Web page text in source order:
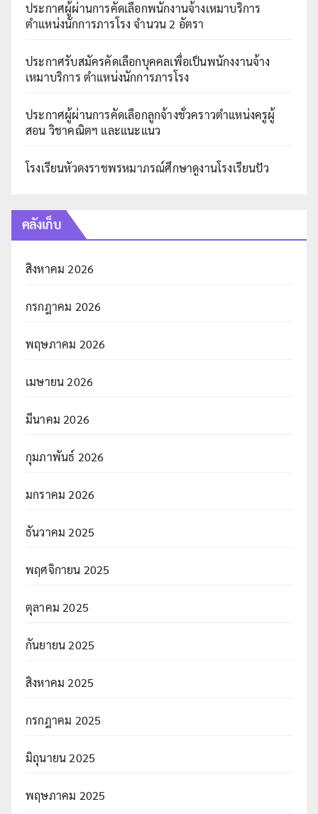
ประกาศผู้ผ่านการคัดเลือกพนักงานจ้างเหมาบริการ
ตำแหน่งนักการภารโรง จำนวน 2 อัตรา
ประกาศรับสมัครคัดเลือกบุคคลเพื่อเป็นพนักงงานจ้าง
เหมาบริการ ตำแหน่งนักการภารโรง
ประกาศผู้ผ่านการคัดเลือกลูกจ้างชั่วคราวตำแหน่งครูผู้
สอน วิชาคณิตฯ และแนะแนว
โรงเรียนหัวดงราชพรหมาภรณ์ศึกษาดูงานโรงเรียนปัว
คลังเก็บ
สิงหาคม 2026
กรกฎาคม 2026
พฤษภาคม 2026
เมษายน 2026
มีนาคม 2026
กุมภาพันธ์ 2026
มกราคม 2026
ธันวาคม 2025
พฤศจิกายน 2025
ตุลาคม 2025
กันยายน 2025
สิงหาคม 2025
กรกฎาคม 2025
มิถุนายน 2025
พฤษภาคม 2025